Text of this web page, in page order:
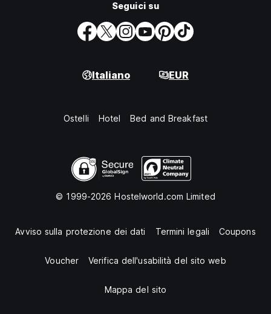
Seguici su
Italiano EUR
Ostelli Hotel Bed and Breakfast
© 1999-2026 Hostelworld.com Limited
Avviso sulla protezione dei dati Termini legali Coupons
Voucher Verifica dell'usabilità del sito web
Mappa del sito